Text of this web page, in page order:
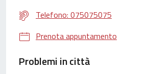
Telefono: 075075075
Prenota appuntamento
Problemi in città